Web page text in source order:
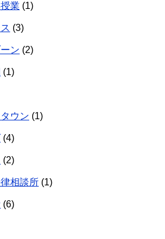
業 (1)
(3)
ン (2)
(1)
ウン (1)
(4)
(2)
相談所 (1)
(6)